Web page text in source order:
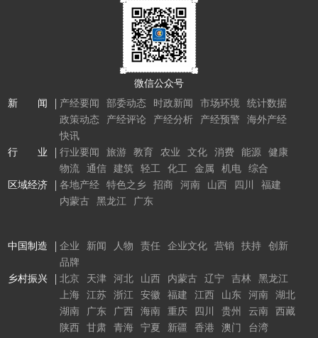
微信公众号
新 闻
产经要闻 部委动态 时政新闻 市场环境
统计数据
政策动态
产经评论 产经分析 产经预警
海外产经
快讯
行 业
行业要闻 旅游 教育 农业 文化 消费 能源
健康
物流
通信 建筑 轻工 化工 金属 机电
综合
区域经济
各地产经 特色之乡 招商 河南 山西 四川
福建
内蒙古
黑龙江 广东
中国制造 企业 新闻 人物 责任 企业文化 营销 扶持
创新
品牌
乡村振兴
北京 天津 河北 山西 内蒙古 辽宁 吉林
黑龙江
上海
江苏 浙江 安徽 福建 江西 山东 河南
湖北
湖南
广东 广西 海南 重庆 四川 贵州 云南
西藏
陕西
甘肃 青海 宁夏 新疆 香港 澳门 台湾